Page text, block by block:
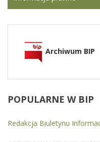
Archiwum BIP
POPULARNE W BIP
Redakcja Biuletynu